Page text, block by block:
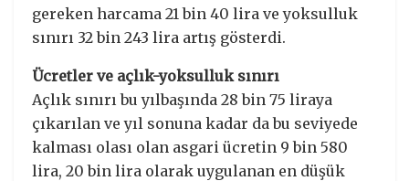
gereken harcama 21 bin 40 lira ve yoksulluk
sınırı 32 bin 243 lira artış gösterdi.
Ücretler ve açlık-yoksulluk sınırı
Açlık sınırı bu yılbaşında 28 bin 75 liraya
çıkarılan ve yıl sonuna kadar da bu seviyede
kalması olası olan asgari ücretin 9 bin 580
lira, 20 bin lira olarak uygulanan en düşük